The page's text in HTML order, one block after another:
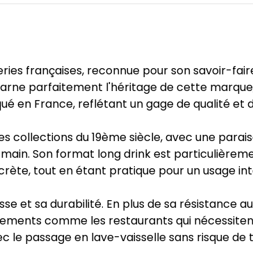
françaises, reconnue pour son savoir-
parfaitement l'héritage de cette
en France, reflétant un gage de qualité et
collections du 19ème siècle, avec une
Son format long drink est
tout en étant pratique pour un usage
et sa durabilité. En plus de sa résistance
comme les restaurants qui
passage en lave-vaisselle sans risque de